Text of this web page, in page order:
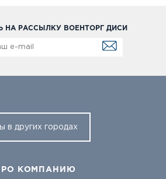
НА РАССЫЛКУ ВОЕНТОРГ ДИСИ
в других городах
КОМПАНИЮ